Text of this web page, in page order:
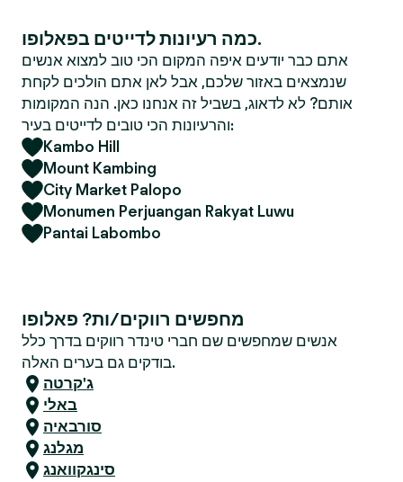
כמה רעיונות לדייטים בפאלופו.
אתם כבר יודעים איפה המקום הכי טוב למצוא אנשים
שנמצאים באזור שלכם, אבל לאן אתם הולכים לקחת
אותם? לא לדאוג, בשביל זה אנחנו כאן. הנה המקומות
והרעיונות הכי טובים לדייטים בעיר:
Kambo Hill
Mount Kambing
City Market Palopo
Monumen Perjuangan Rakyat Luwu
Pantai Labombo
מחפשים רווקים/ות? פאלופו
אנשים שמחפשים שם חברי טינדר רווקים בדרך כלל
בודקים גם בערים האלה.
ג'קרטה
באלי
סורבאיה
מגלנג
סינגקוואנג